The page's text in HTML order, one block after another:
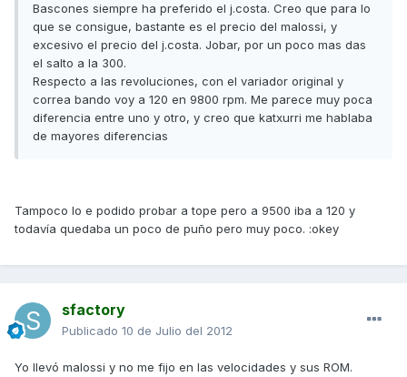
Bascones siempre ha preferido el j.costa. Creo que para lo
que se consigue, bastante es el precio del malossi, y
excesivo el precio del j.costa. Jobar, por un poco mas das
el salto a la 300.
Respecto a las revoluciones, con el variador original y
correa bando voy a 120 en 9800 rpm. Me parece muy poca
diferencia entre uno y otro, y creo que katxurri me hablaba
de mayores diferencias
Tampoco lo e podido probar a tope pero a 9500 iba a 120 y
todavía quedaba un poco de puño pero muy poco. :okey
sfactory
Publicado 10 de Julio del 2012
Yo llevó malossi y no me fijo en las velocidades y sus ROM.